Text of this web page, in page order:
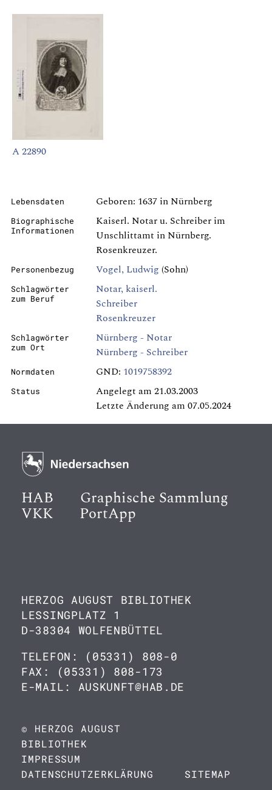
A 22890
Lebensdaten Geboren: 1637 in Nürnberg
Biographische
Informationen
Kaiserl. Notar u. Schreiber im
Unschlittamt in Nürnberg.
Rosenkreuzer.
Personenbezug Vogel, Ludwig (Sohn)
Schlagwörter
zum Beruf
Notar, kaiserl.
Schreiber
Rosenkreuzer
Schlagwörter
zum Ort
Nürnberg - Notar
Nürnberg - Schreiber
Normdaten GND: 1019758392
Status
Angelegt am 21.03.2003
Letzte Änderung am 07.05.2024
HAB Graphische Sammlung
VKK PortApp
HERZOG AUGUST BIBLIOTHEK
LESSINGPLATZ 1
D-38304 WOLFENBÜTTEL
TELEFON: (05331) 808-0
FAX: (05331) 808-173
E-MAIL: AUSKUNFT@HAB.DE
© HERZOG AUGUST
BIBLIOTHEK
IMPRESSUM
DATENSCHUTZERKLÄRUNG
SITEMAP